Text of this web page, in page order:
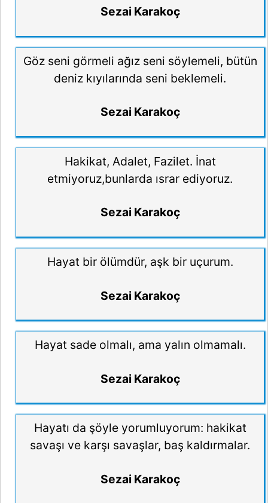
Sezai Karakoç
Göz seni görmeli ağız seni söylemeli, bütün
deniz kıyılarında seni beklemeli.
Sezai Karakoç
Hakikat, Adalet, Fazilet. İnat
etmiyoruz,bunlarda ısrar ediyoruz.
Sezai Karakoç
Hayat bir ölümdür, aşk bir uçurum.
Sezai Karakoç
Hayat sade olmalı, ama yalın olmamalı.
Sezai Karakoç
Hayatı da şöyle yorumluyorum: hakikat
savaşı ve karşı savaşlar, baş kaldırmalar.
Sezai Karakoç